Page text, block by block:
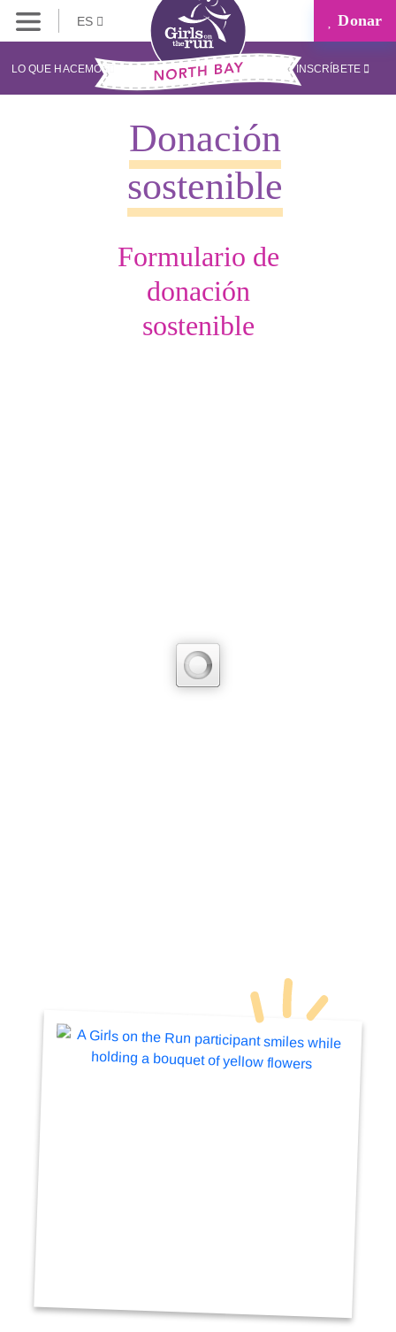
ES Donar
LO QUE HACEMOS INSCRÍBETE
Donación
sostenible
Formulario de
donación
sostenible